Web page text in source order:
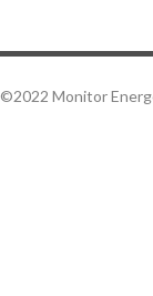
©2022 Monitor